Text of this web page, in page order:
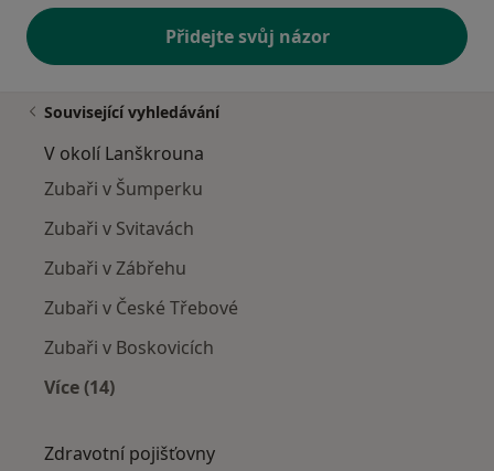
Přidejte svůj názor
Související vyhledávání
V okolí Lanškrouna
Zubaři v Šumperku
Zubaři v Svitavách
Zubaři v Zábřehu
Zubaři v České Třebové
Zubaři v Boskovicích
Více (14)
Zdravotní pojišťovny